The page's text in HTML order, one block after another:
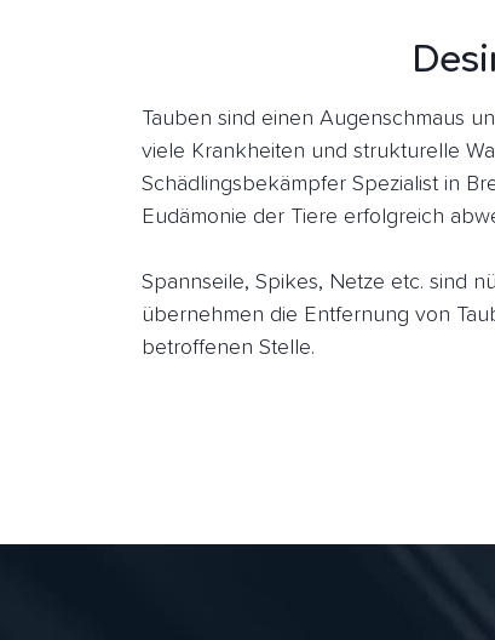
Tauben sind einen Augenschmaus
viele Krankheiten und strukturelle
Schädlingsbekämpfer Spezialist in
Eudämonie der Tiere erfolgreich
Spannseile, Spikes, Netze etc. sind
übernehmen die Entfernung von
betroffenen Stelle.